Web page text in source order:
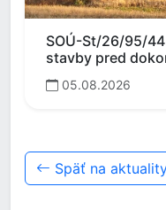
SOÚ-St/26/95/
stavby pred
05.08.2026
Späť na